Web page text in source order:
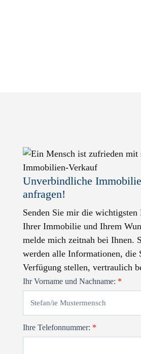
Un­ver­bindliche
anfragen!
Senden Sie mir die
Ihrer Immobilie und Ihrem
melde mich zeitnah bei Ihnen.
werden alle Informationen, die
Verfügung stellen, vertraulich
Kontaktformular
Ihr Vorname und Nachname: *
Ihre Telefonnummer: *